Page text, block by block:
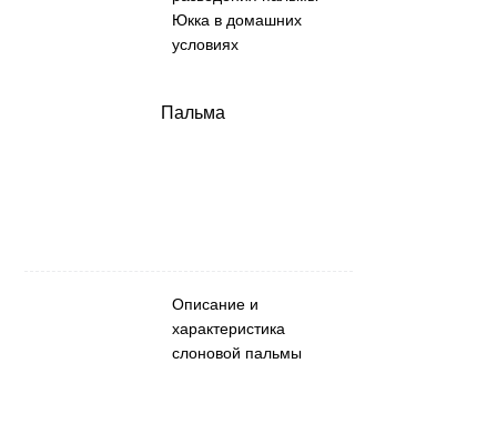
Юкка в домашних
условиях
Пальма
Описание и
характеристика
слоновой пальмы